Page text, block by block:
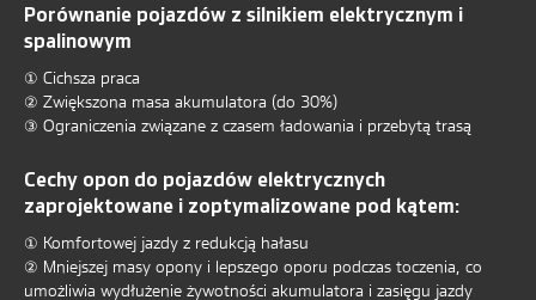
Porównanie pojazdów z silnikiem elektrycznym i
spalinowym
① Cichsza praca
② Zwiększona masa akumulatora (do 30%)
③ Ograniczenia związane z czasem ładowania i przebytą trasą
Cechy opon do pojazdów elektrycznych
zaprojektowane i zoptymalizowane pod kątem:
① Komfortowej jazdy z redukcją hałasu
② Mniejszej masy opony i lepszego oporu podczas toczenia, co
umożliwia wydłużenie żywotności akumulatora i zasięgu jazdy